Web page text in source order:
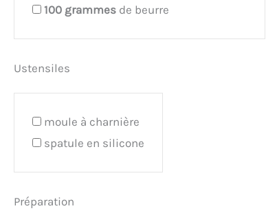
100 grammes de beurre
Ustensiles
moule à charnière
spatule en silicone
Préparation